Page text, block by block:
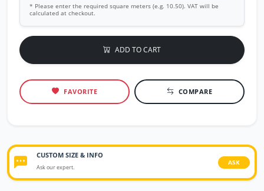
* Please enter the required square meters (e.g. 10.50). VAT will be
calculated at checkout.
ADD TO CART
FAVORITE COMPARE
CUSTOM SIZE & INFO
Ask our expert.
ASK